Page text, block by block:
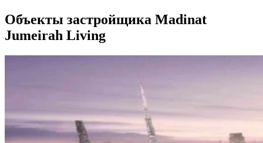
Объекты застройщика Madinat
Jumeirah Living